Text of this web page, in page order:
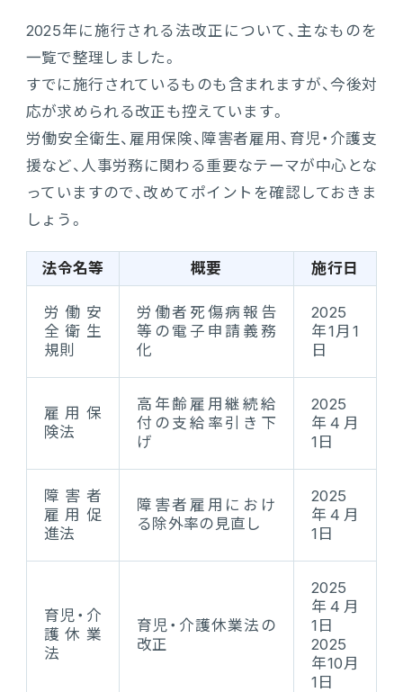
生産管理
生産管理
MES
Fit to Standard
Best Practice
連携ソリューション
サポートサービス
2025年に施行される法改正について、主なものを
一覧で整理しました。
すでに施行されているものも含まれますが、今後対
応が求められる改正も控えています。
労働安全衛生、雇用保険、障害者雇用、育児・介護支
援など、人事労務に関わる重要なテーマが中心とな
っていますので、改めてポイントを確認しておきま
しょう。
法令名等 概要 施行日
労働安
全衛生
規則
労働者死傷病報告
等の電子申請義務
化
2025
年1月1
日
雇用保
険法
高年齢雇用継続給
付の支給率引き下
げ
2025
年4月
1日
障害者
雇用促
進法
障害者雇用におけ
る除外率の見直し
2025
年4月
1日
育児・介
護休業
法
育児・介護休業法の
改正
2025
年4月
1日
2025
年10月
1日